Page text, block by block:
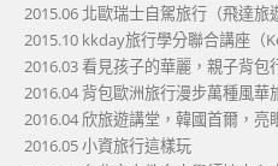
2015.06 北歐瑞士自駕旅行（飛達旅
2015.10 kkday旅行學分聯合講座（
2016.03 看見孩子的華麗，親子背包
2016.04 背包歐洲旅行漫步萬種風華
2016.04 欣旅遊講堂，韓國首爾，亮
2016.05 小資旅行這樣玩